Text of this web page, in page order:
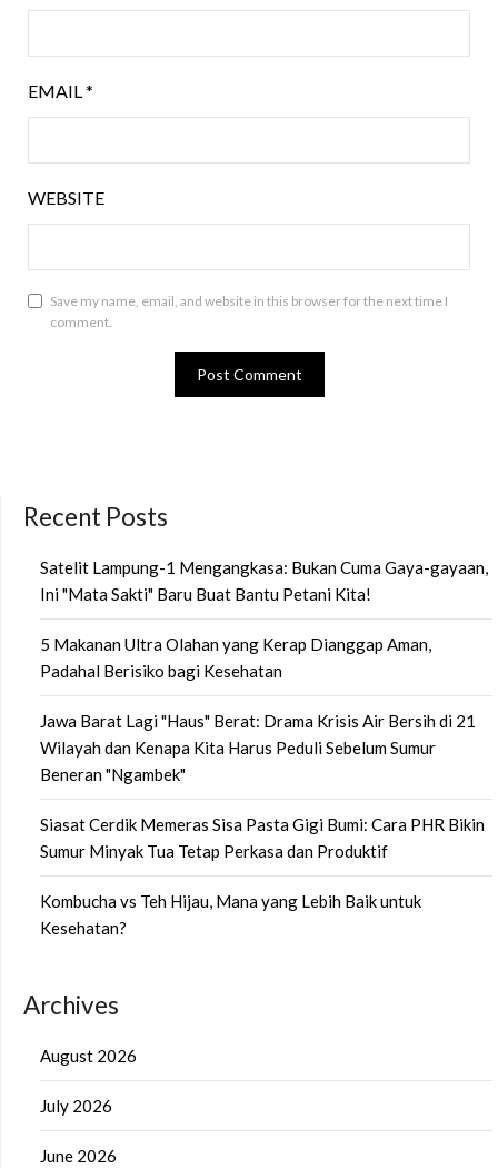
EMAIL*
WEBSITE
Save my name, email, and website in this browser for the next time I
comment.
Recent Posts
Satelit Lampung-1 Mengangkasa: Bukan Cuma Gaya-gayaan,
Ini "Mata Sakti" Baru Buat Bantu Petani Kita!
5 Makanan Ultra Olahan yang Kerap Dianggap Aman,
Padahal Berisiko bagi Kesehatan
Jawa Barat Lagi "Haus" Berat: Drama Krisis Air Bersih di 21
Wilayah dan Kenapa Kita Harus Peduli Sebelum Sumur
Beneran "Ngambek"
Siasat Cerdik Memeras Sisa Pasta Gigi Bumi: Cara PHR Bikin
Sumur Minyak Tua Tetap Perkasa dan Produktif
Kombucha vs Teh Hijau, Mana yang Lebih Baik untuk
Kesehatan?
Archives
August 2026
July 2026
June 2026